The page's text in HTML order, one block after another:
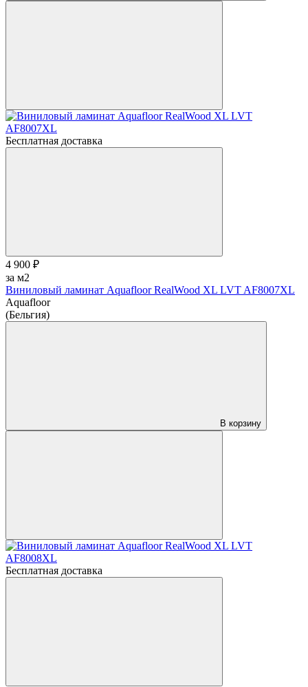
Бесплатная доставка
4 900 ₽
за м2
Виниловый ламинат Aquafloor RealWood XL LVT AF8007XL
Aquafloor
(Бельгия)
В корзину
Бесплатная доставка